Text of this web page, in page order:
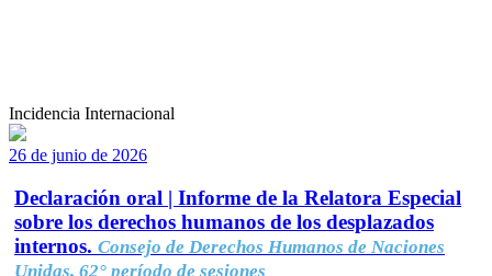
Incidencia Internacional
26 de junio de 2026
Declaración oral | Informe de la Relatora Especial
sobre los derechos humanos de los desplazados
internos. Consejo de Derechos Humanos de Naciones
Unidas, 62° período de sesiones